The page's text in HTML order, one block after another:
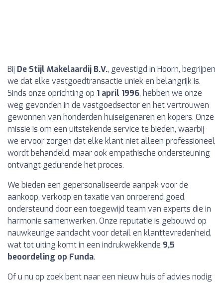
Bij De Stijl Makelaardij B.V., gevestigd in Hoorn, begrijpen
we dat elke vastgoedtransactie uniek en belangrijk is.
Sinds onze oprichting op 1 april 1996, hebben we onze
weg gevonden in de vastgoedsector en het vertrouwen
gewonnen van honderden huiseigenaren en kopers. Onze
missie is om een uitstekende service te bieden, waarbij
we ervoor zorgen dat elke klant niet alleen professioneel
wordt behandeld, maar ook empathische ondersteuning
ontvangt gedurende het proces.
We bieden een gepersonaliseerde aanpak voor de
aankoop, verkoop en taxatie van onroerend goed,
ondersteund door een toegewijd team van experts die in
harmonie samenwerken. Onze reputatie is gebouwd op
nauwkeurige aandacht voor detail en klanttevredenheid,
wat tot uiting komt in een indrukwekkende 9,5
beoordeling op Funda.
Of u nu op zoek bent naar een nieuw huis of advies nodig